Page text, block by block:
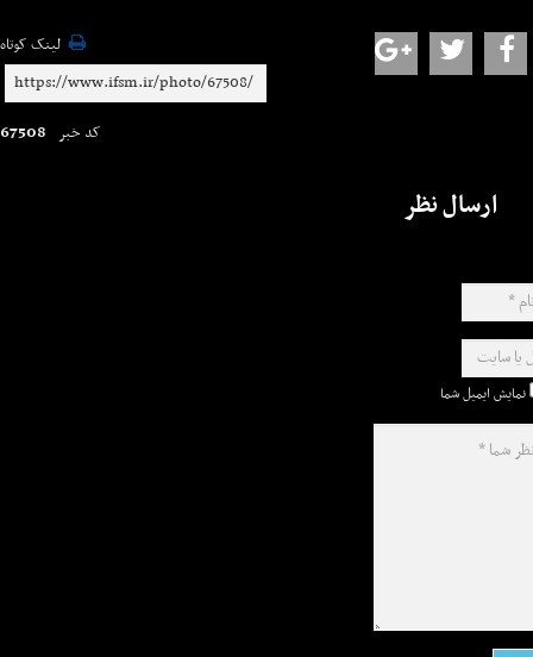
لینک کوتاه
کد خبر 67508
ارسال نظر
نمایش ایمیل شما